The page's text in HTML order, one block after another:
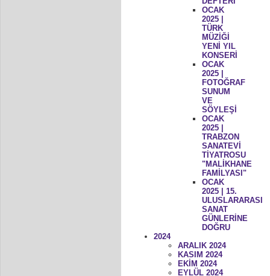
OCAK
2025 |
TÜRK
MÜZİĞİ
YENİ YIL
KONSERİ
OCAK
2025 |
FOTOĞRAF
SUNUM
VE
SÖYLEŞİ
OCAK
2025 |
TRABZON
SANATEVİ
TİYATROSU
"MALİKHANE
FAMİLYASI"
OCAK
2025 | 15.
ULUSLARARASI
SANAT
GÜNLERİNE
DOĞRU
2024
ARALIK 2024
KASIM 2024
EKİM 2024
EYLÜL 2024